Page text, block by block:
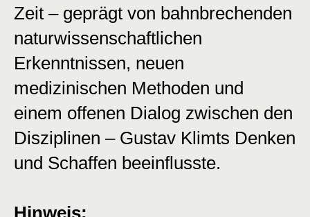
Zeit – geprägt von bahnbrechenden
naturwissenschaftlichen
Erkenntnissen, neuen
medizinischen Methoden und
einem offenen Dialog zwischen den
Disziplinen – Gustav Klimts Denken
und Schaffen beeinflusste.